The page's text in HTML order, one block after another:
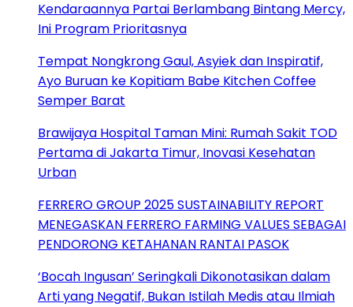
Kendaraannya Partai Berlambang Bintang Mercy,
Ini Program Prioritasnya
Tempat Nongkrong Gaul, Asyiek dan Inspiratif,
Ayo Buruan ke Kopitiam Babe Kitchen Coffee
Semper Barat
Brawijaya Hospital Taman Mini: Rumah Sakit TOD
Pertama di Jakarta Timur, Inovasi Kesehatan
Urban
FERRERO GROUP 2025 SUSTAINABILITY REPORT
MENEGASKAN FERRERO FARMING VALUES SEBAGAI
PENDORONG KETAHANAN RANTAI PASOK
‘Bocah Ingusan’ Seringkali Dikonotasikan dalam
Arti yang Negatif, Bukan Istilah Medis atau Ilmiah